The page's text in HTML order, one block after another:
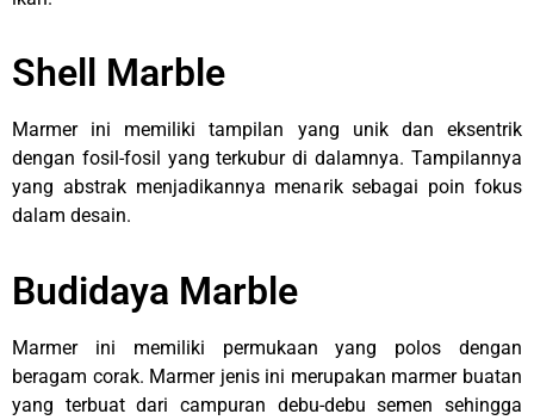
Shell Marble
Marmer ini memiliki tampilan yang unik dan eksentrik
dengan fosil-fosil yang terkubur di dalamnya. Tampilannya
yang abstrak menjadikannya menarik sebagai poin fokus
dalam desain.
Budidaya Marble
Marmer ini memiliki permukaan yang polos dengan
beragam corak. Marmer jenis ini merupakan marmer buatan
yang terbuat dari campuran debu-debu semen sehingga